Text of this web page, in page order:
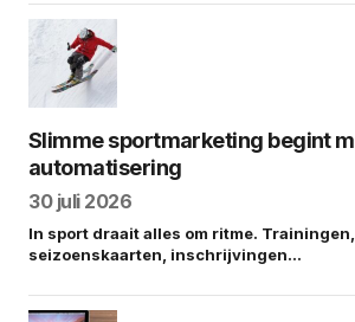
Slimme sportmarketing begint
automatisering
30 juli 2026
In sport draait alles om ritme.
seizoenskaarten, inschrijvingen…